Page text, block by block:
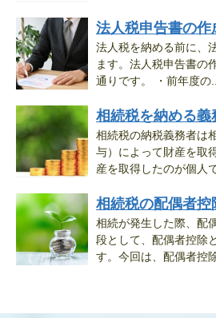
法人税申告書の作
法人税を納める前に、
ます。法人税申告書の
通りです。 ・前年度の...
相続税を納める義
相続税の納税義務者は
与）によって財産を取
産を取得したのが個人
相続税の配偶者控
相続が発生した際、配
段として、配偶者控除
す。今回は、配偶者控